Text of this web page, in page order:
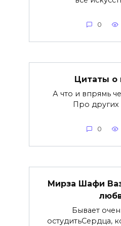
0
Цитаты о
А что и впрямь
Про других
0
Мирза Шафи
Бывает
остудитьСердца,